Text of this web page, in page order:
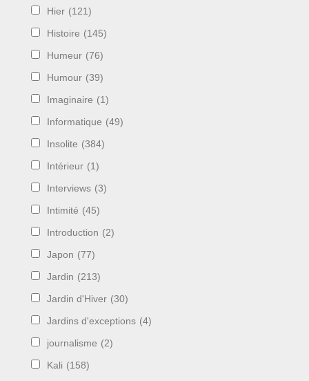
Hier (121)
Histoire (145)
Humeur (76)
Humour (39)
Imaginaire (1)
Informatique (49)
Insolite (384)
Intérieur (1)
Interviews (3)
Intimité (45)
Introduction (2)
Japon (77)
Jardin (213)
Jardin d'Hiver (30)
Jardins d'exceptions (4)
journalisme (2)
Kali (158)